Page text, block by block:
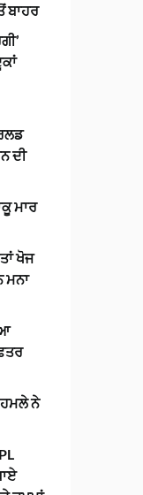
ਬਾਹਰ
ਦੀ
ਮਾਰ
ਖੋਜ
ਮਨਾ
ਹਮਲੇ ਨੇ